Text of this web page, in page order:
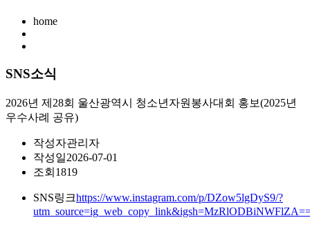
home
SNS소식
2026년 제28회 울산광역시 청소년자원봉사대회 홍보(2025년
우수사례 공유)
작성자관리자
작성일2026-07-01
조회 1819
SNS링크https://www.instagram.com/p/DZow5lgDyS9/?